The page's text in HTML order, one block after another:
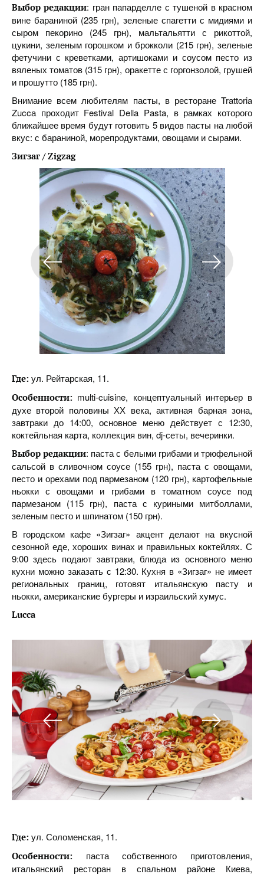
Выбор редакции: гран папарделле с тушеной в красном
вине бараниной (235 грн), зеленые спагетти с мидиями и
сыром пекорино (245 грн), мальтальятти с рикоттой,
цукини, зеленым горошком и брокколи (215 грн), зеленые
фетучини с креветками, артишоками и соусом песто из
вяленых томатов (315 грн), оракетте с горгонзолой, грушей
и прошутто (185 грн).
Внимание всем любителям пасты, в ресторане Trattoria
Zuccа проходит Festival Della Pasta, в рамках которого
ближайшее время будут готовить 5 видов пасты на любой
вкус: с бараниной, морепродуктами, овощами и сырами.
Зигзаг / Zigzag
Где: ул. Рейтарская, 11.
Особенности: multi-cuisine, концептуальный интерьер в
духе второй половины ХХ века, активная барная зона,
завтраки до 14:00, основное меню действует с 12:30,
коктейльная карта, коллекция вин, dj-сеты, вечеринки.
Выбор редакции: паста с белыми грибами и трюфельной
сальсой в сливочном соусе (155 грн), паста с овощами,
песто и орехами под пармезаном (120 грн), картофельные
ньокки с овощами и грибами в томатном соусе под
пармезаном (115 грн), паста с куриными митболлами,
зеленым песто и шпинатом (150 грн).
В городском кафе «Зигзаг» акцент делают на вкусной
сезонной еде, хороших винах и правильных коктейлях. С
9:00 здесь подают завтраки, блюда из основного меню
кухни можно заказать с 12:30. Кухня в «Зигзаг» не имеет
региональных границ, готовят итальянскую пасту и
ньокки, американские бургеры и израильский хумус.
Lucca
Где: ул. Соломенская, 11.
Особенности: паста собственного приготовления,
итальянский ресторан в спальном районе Киева,